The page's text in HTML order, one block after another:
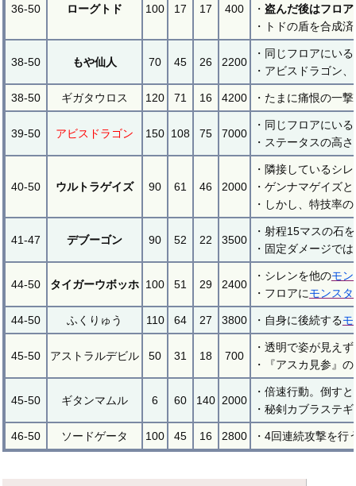
36-50 ローグトド 100 17 17 400
・ 盗んだ後はフロ
・トドの盾を合成
38-50 もや仙人 70 45 26 2200
・同じフロアにい
・アビスドラゴン
38-50 ギガタウロス 120 71 16 4200 ・たまに痛恨の一
39-50 アビスドラゴン 150 108 75 7000
・同じフロアにい
・ステータスの高
40-50 ウルトラゲイズ 90 61 46 2000
・隣接しているシ
・ゲンナマゲイズ
・しかし、特技率
41-47 デブーゴン 90 52 22 3500
・射程15マスの石
・固定ダメージで
44-50 タイガーウボッホ 100 51 29 2400
・シレンを他のモン
・フロアにモンスタ
44-50 ふくりゅう 110 64 27 3800 ・自身に後続する
45-50 アストラルデビル 50 31 18 700
・透明で姿が見え
・『アスカ見参』
45-50 ギタンマムル 6 60 140 2000
・倍速行動。倒す
・秘剣カブラステ
46-50 ソードゲータ 100 45 16 2800 ・4回連続攻撃を